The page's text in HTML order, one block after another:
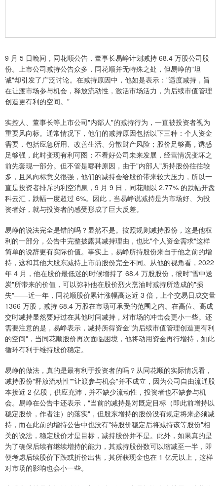
9 月 5 日晚间，同花顺公告，董事长易峥计划减持 68.4 万股公司股
份。上市公司减持公告众多，同花顺并无特殊之处，但易峥的"坦
诚"却引发了广泛讨论。在减持原因中，他如是表示："适度减持，旨
在让渡市场参与机会，释放流动性，激活市场活力，为后续市值管理
创造更有利的空间。"
实控人、董事长等上市公司"内部人"的减持行为，一直被投资者视为
重要风向标。通常情况下，他们的减持原因包括以下三种：个人资金
需要，包括应急所用、改善生活、分散财产风险；股价足够高，诱惑
足够强，此时变现有利可图；不看好公司未来发展，经营情况变坏之
前先套现一部分。但不管是哪种原因，由于"内部人"所持股份往往较
多，且风向标意义很强，他们的减持会给股价带来较大压力，所以一
直是投资者排斥的利空消息，9 月 9 日，同花顺以 2.77% 的跌幅开盘
科云汇，跌幅一度超过 6%。因此，当易峥说减持是为市场好、为投
资者好，就与投资者的感受形成了巨大反差。
易峥的说法完全是错的吗？显然不是。按照规则减持股份，这是他权
利的一部分，公告中完整披露其减持理由，也比"个人资金需求"这样
简单的说辞更有实际价值。事实上，易峥所持股份来自于他之前的增
持，这和其他大股东减持上市前股份完全不同。从他的视角看，2022
年 4 月，他在股价最低迷的时候增持了 68.4 万股股份，彼时"雪中送
炭"所带来的价值，可以弥补他在股价烈火烹油时减持所造成的"损
失"——近一年，同花顺股价累计涨幅高达近 3 倍，上个交易日成交量
1366 万股，减持 68.4 万股在市场可承受的范围之内。在高位、高成
交时减持显然要好过在其他时间减持，对市场的冲击会更小一些。还
需要注意的是，易峥表示，减持所得资金"为后续市值管理创造更有利
的空间"，当同花顺股价再次面临困境，他将动用资金再行增持，如此
循环有利于维持股价稳定。
易峥的做法，真的是最有利于投资者的吗？从同花顺的实际情况看，
减持股份"释放流动性""让渡参与机会"并不成立，因为公司自由流通股
本接近 2 亿股，供应充沛，并不缺少流动性，投资者也不缺参与机
会。易峥在公告中还表示，"当前的减持是对既定目标（即此前增持以
稳定股价，作者注）的落实"，但股东增持的股份没有规定将来必须减
持，而在此前的增持公告中也没有"待股价稳定后将减持该等股份"相
关的说法，稳定股价才是目标，减持股份并不是。此外，如果真的是
为了确保后续有继续增持的能力，其减持股份数可以缩减至一半，即
便考虑后续股价下跌或折价出售，其所获现金也在 1 亿元以上，这样
对市场的影响也会小一些。